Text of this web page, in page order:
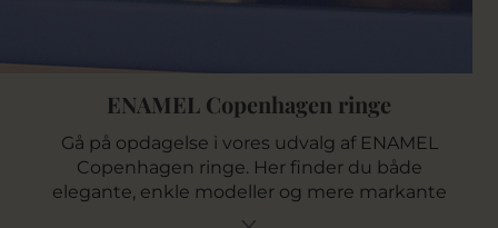
ENAMEL Copenhagen ringe
Gå på opdagelse i vores udvalg af ENAMEL
Copenhagen ringe. Her finder du både
elegante, enkle modeller og mere markante
designs med organiske former, farvet emalje